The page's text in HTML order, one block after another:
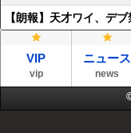
【朗報】天才ワイ、デ
VIP
vip
ニュース
news